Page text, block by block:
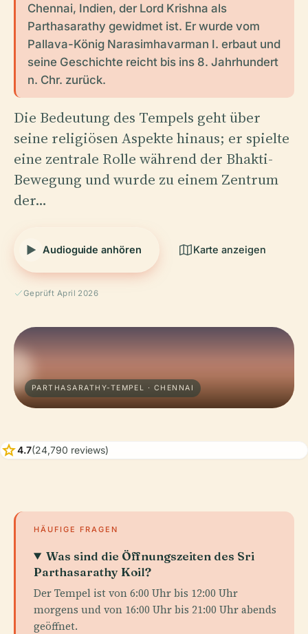
Chennai, Indien, der Lord Krishna als
Parthasarathy gewidmet ist. Er wurde vom
Pallava-König Narasimhavarman I. erbaut und
seine Geschichte reicht bis ins 8. Jahrhundert
n. Chr. zurück.
Die Bedeutung des Tempels geht über
seine religiösen Aspekte hinaus; er spielte
eine zentrale Rolle während der Bhakti-
Bewegung und wurde zu einem Zentrum
der…
Audioguide anhören Karte anzeigen
Geprüft April 2026
PARTHASARATHY-TEMPEL · CHENNAI
star4.7(24,790 reviews)
HÄUFIGE FRAGEN
Was sind die Öffnungszeiten des Sri
Parthasarathy Koil?
Der Tempel ist von 6:00 Uhr bis 12:00 Uhr
morgens und von 16:00 Uhr bis 21:00 Uhr abends
geöffnet.